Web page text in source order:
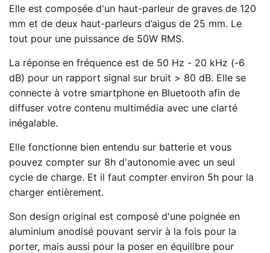
Elle est composée d'un haut-parleur de graves de 120
mm et de deux haut-parleurs d’aigus de 25 mm. Le
tout pour une puissance de 50W RMS.
La réponse en fréquence est de 50 Hz - 20 kHz (-6
dB) pour un rapport signal sur bruit > 80 dB. Elle se
connecte à votre smartphone en Bluetooth afin de
diffuser votre contenu multimédia avec une clarté
inégalable.
Elle fonctionne bien entendu sur batterie et vous
pouvez compter sur 8h d'autonomie avec un seul
cycle de charge. Et il faut compter environ 5h pour la
charger entièrement.
Son design original est composé d'une poignée en
aluminium anodisé pouvant servir à la fois pour la
porter, mais aussi pour la poser en équilibre pour